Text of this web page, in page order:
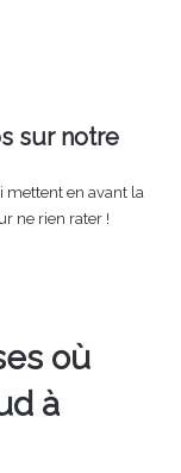
sur notre
mettent en avant la
ne rien rater !
où
à